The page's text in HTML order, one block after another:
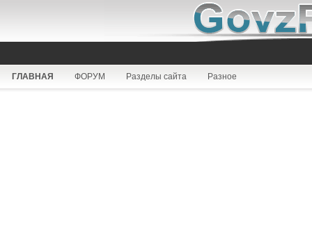
ГЛАВНАЯ ФОРУМ Разделы сайта Разное